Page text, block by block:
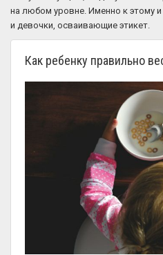
на любом уровне. Именно к этому
и девочки, осваивающие этикет.
Как ребенку правильно